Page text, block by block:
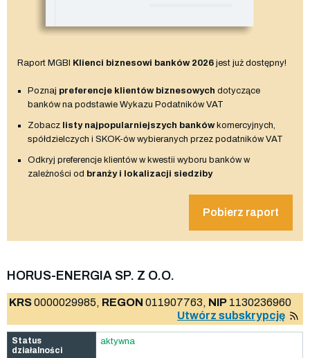
Raport MGBI Klienci biznesowi banków 2026 jest już dostępny!
Poznaj preferencje klientów biznesowych dotyczące
banków na podstawie Wykazu Podatników VAT
Zobacz listy najpopularniejszych bankówkomercyjnych,
spółdzielczych i SKOK-ów wybieranych przez podatników VAT
Odkryj preferencje klientów w kwestii wyboru banków w
zależności od branży i lokalizacji siedziby
Pobierz raport
HORUS-ENERGIA SP. Z O.O.
KRS0000029985, REGON 011907763, NIP 1130236960
Utwórz subskrypcję
Status
działalności
aktywna